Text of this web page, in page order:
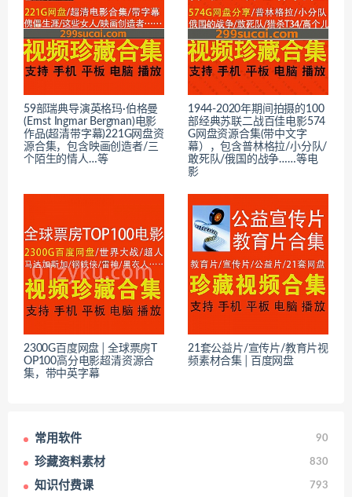
59部瑞典导演英格玛·伯格曼
(Ernst Ingmar Bergman)电影
作品(超清带字幕)221G网盘资
源合集，包含映画创造者/三
个陌生的情人…等
1944-2020年期间拍摄的100
部经典苏联二战百佳电影574
G网盘资源合集(带中文字
幕），包含普林格拉/小分队/
敢死队/俄国的战争……等电
影
2300G百度网盘│全球票房T
OP100高分电影超清资源合
集，带中英字幕
21套公益片/宣传片/教育片视
频素材合集│百度网盘
常用软件 90
珍藏资料素材 830
知识付费课 793